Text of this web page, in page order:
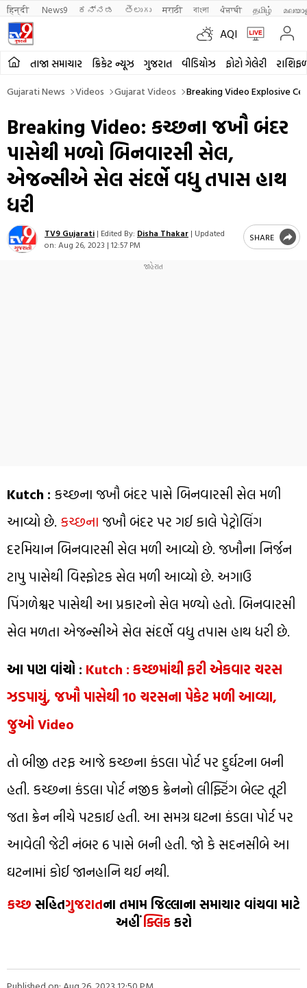
हिन्दी News9 ಕನ್ನಡ తెలుగు मराठी বাংলা ਪੰਜਾਬੀ தமிழ்
AQI
તાજા સમાચાર ક્રિકેટ ન્યૂઝ ગુજરાત વીડિયોઝ ફોટો ગેલેરી
Gujarati News Videos Gujarat Videos Breaking Video Explosive
Breaking Video: કચ્છના જખૌ બંદર
પાસેથી મળ્યો બિનવારસી સેલ,
એજન્સીએ સેલ સંદર્ભે વધુ તપાસ હાથ
ધરી
TV9 Gujarati | Edited By: Disha Thakar | Updated
on: Aug 26, 2023 | 12:57 PM
SHARE
Kutch : કચ્છના જખૌ બંદર પાસે બિનવારસી સેલ મળી
આવ્યો છે. કચ્છના જખૌ બંદર પર ગઈ કાલે પેટ્રોલિંગ
દરમિયાન બિનવારસી સેલ મળી આવ્યો છે. જખૌના નિર્જન
ટાપુ પાસેથી વિસ્ફોટક સેલ મળી આવ્યો છે. અગાઉ
પિંગળેશ્વર પાસેથી આ પ્રકારનો સેલ મળ્યો હતો. બિનવારસી
સેલ મળતા એજન્સીએ સેલ સંદર્ભે વધુ તપાસ હાથ ધરી છે.
આ પણ વાંચો : Kutch : કચ્છમાંથી ફરી એકવાર ચરસ
ઝડપાયું, જખૌ પાસેથી 10 ચરસના પેકેટ મળી આવ્યા,
જુઓ Video
તો બીજી તરફ આજે કચ્છના કંડલા પોર્ટ પર દુર્ઘટના બની
હતી. કચ્છના કંડલા પોર્ટ નજીક ક્રેનનો લીફ્ટિંગ બેલ્ટ તૂટી
જતા ક્રેન નીચે પટકાઈ હતી. આ સમગ્ર ઘટના કંડલા પોર્ટ પર
આવેલી જેટી નંબર 6 પાસે બની હતી. જો કે સદનસીબે આ
ઘટનામાં કોઈ જાનહાનિ થઈ નથી.
કચ્છ સહિતગુજરાતના તમામ જિલ્લાના સમાચાર વાંચવા માટે
અહીંક્લિક કરો